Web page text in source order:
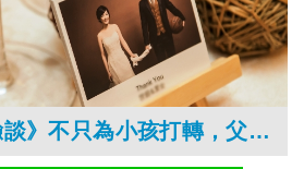
教養獨生子經驗談》不只為小孩打轉，父母也要經營自己